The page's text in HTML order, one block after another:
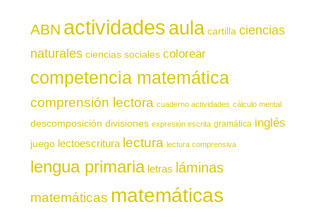
ABN actividadesaula cartilla ciencias
naturales ciencias sociales colorear
competencia matemática
comprensión lectora cuaderno actividades cálculo mental
descomposición divisiones expresión escrita gramática inglés
juego lectoescritura lectura lectura comprensiva
lengua primaria letras láminas
matemáticas matemáticas